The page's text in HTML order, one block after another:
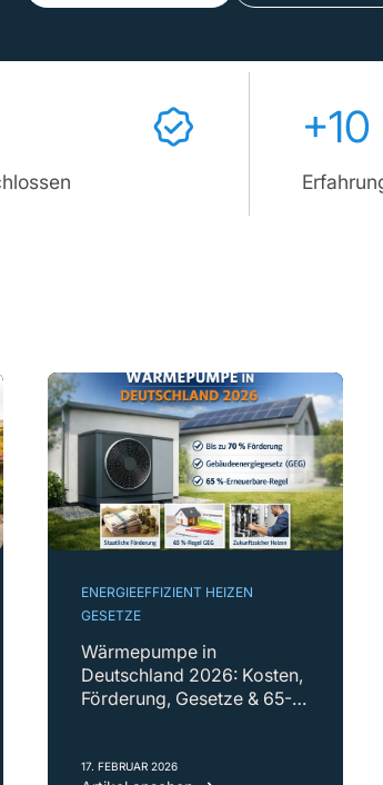
ENERGIEEFFIZIENT HEIZEN
GESETZE
Wärmepumpe in
Deutschland 2026: Kosten,
Förderung, Gesetze & 65-
17. FEBRUAR 2026